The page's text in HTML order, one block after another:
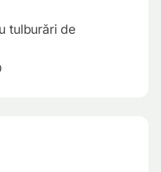
tulburări de